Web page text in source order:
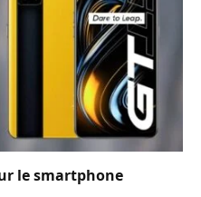
le smartphone